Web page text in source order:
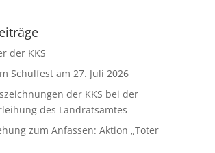
der KKS
Schulfest am 27. Juli 2026
der KKS bei der
des Landratsamtes
zum Anfassen: Aktion „Toter